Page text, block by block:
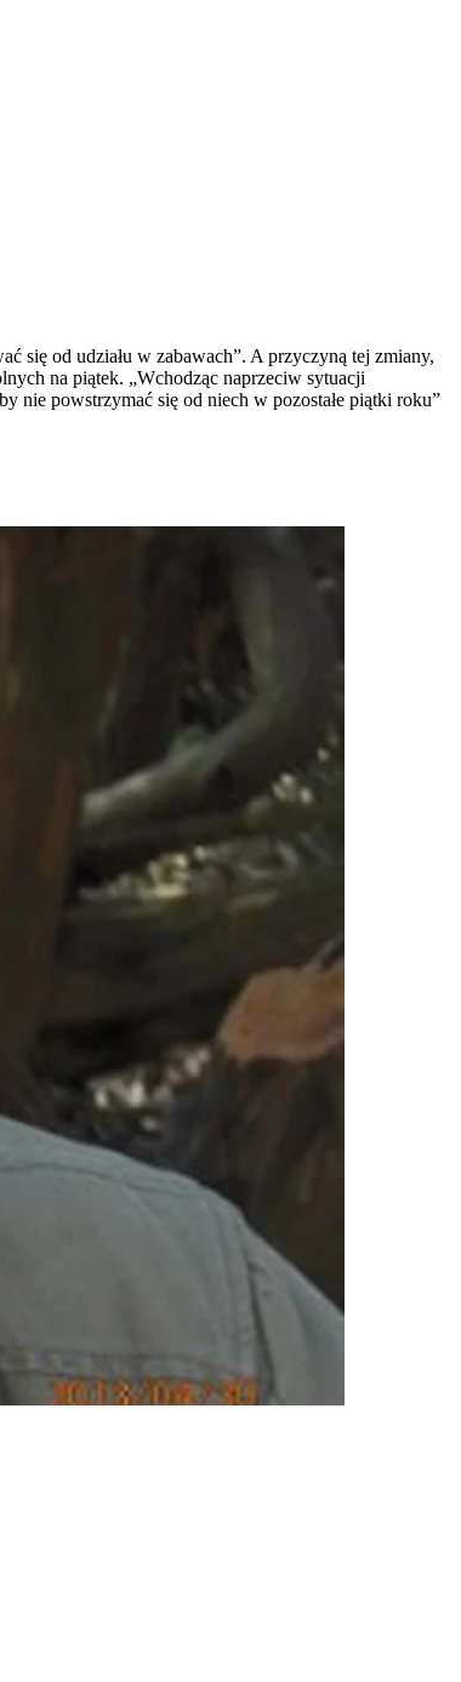
się od udziału w zabawach”. A przyczyną tej zmiany,
na piątek. „Wchodząc naprzeciw sytuacji
nie powstrzymać się od niech w pozostałe piątki roku”